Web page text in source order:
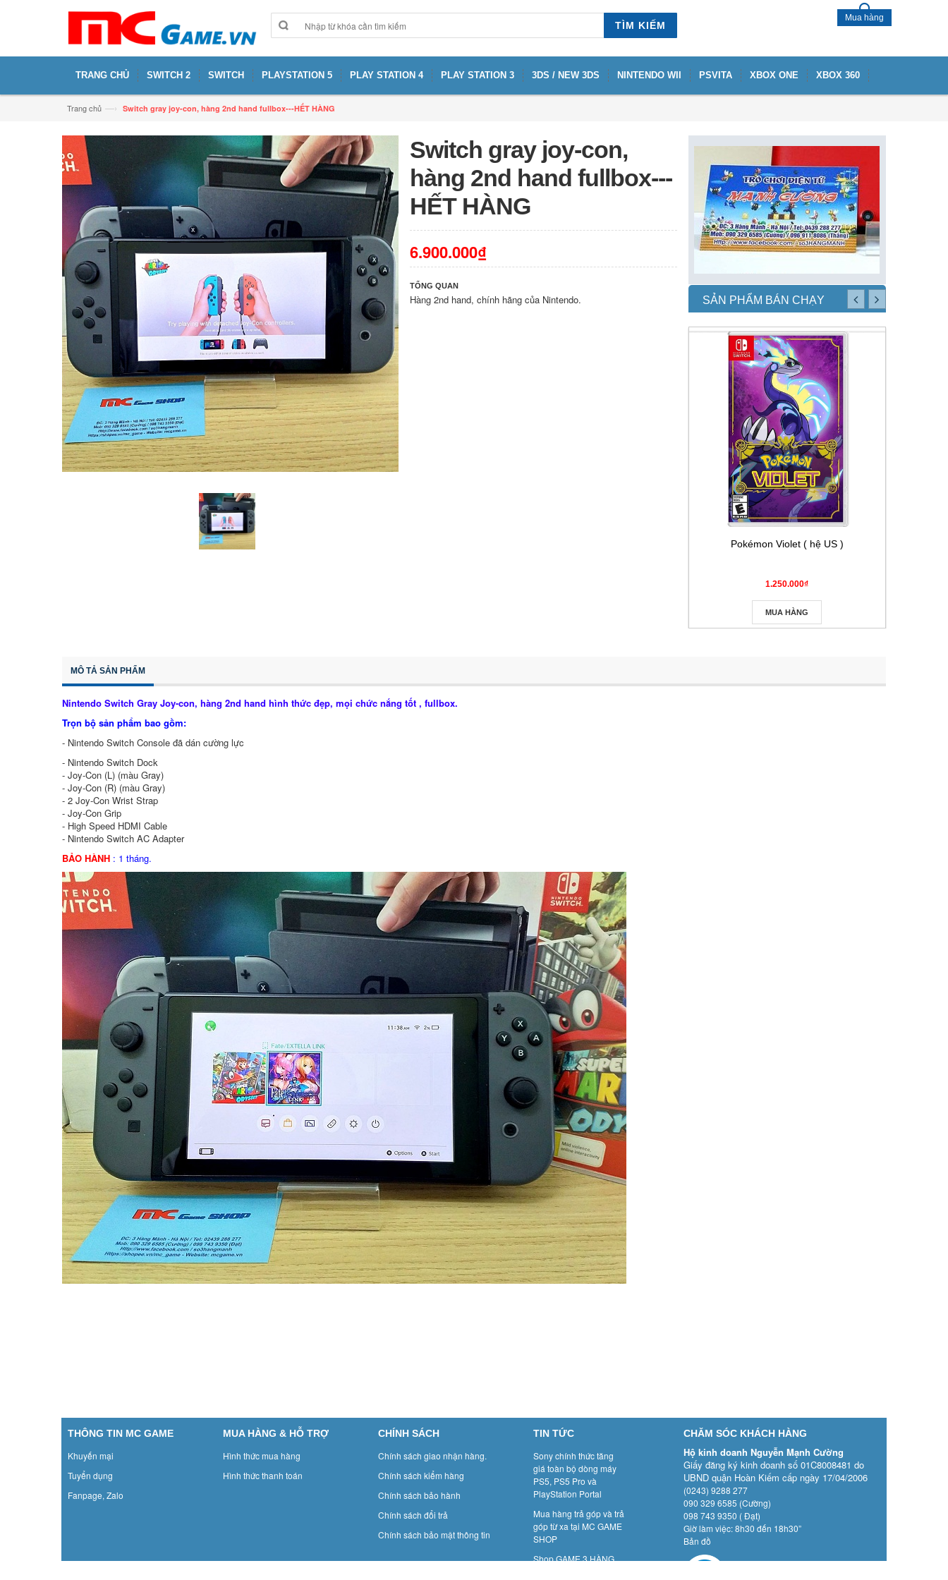
TÌM KIẾM
Mua hàng
TRANG CHỦ SWITCH 2 SWITCH PLAYSTATION 5 PLAY STATION 4 PLAY STATION 3 3DS / NEW 3DS NINTENDO WII PSVITA XBOX ONE XBOX 360
Trang chủ —› Switch gray joy-con, hàng 2nd hand fullbox---HẾT HÀNG
Switch gray joy-con,
hàng 2nd hand fullbox---
HẾT HÀNG
6.900.000₫
TỔNG QUAN
Hàng 2nd hand, chính hãng của Nintendo. SẢN PHẨM BÁN CHẠY
Pokémon Violet ( hệ US )
1.250.000₫
MUA HÀNG
MÔ TẢ SẢN PHẨM
Nintendo Switch Gray Joy-con, hàng 2nd hand hình thức đẹp, mọi chức nắng tốt , fullbox.
Trọn bộ sản phẩm bao gồm:
- Nintendo Switch Console đã dán cường lực
- Nintendo Switch Dock
- Joy‑Con (L) (màu Gray)
- Joy‑Con (R) (màu Gray)
- 2 Joy‑Con Wrist Strap
- Joy‑Con Grip
- High Speed HDMI Cable
- Nintendo Switch AC Adapter
BẢO HÀNH : 1 tháng.
THÔNG TIN MC GAME
Khuyến mại
Tuyển dụng
Fanpage, Zalo
MUA HÀNG & HỖ TRỢ
Hình thức mua hàng
Hình thức thanh toán
CHÍNH SÁCH
Chính sách giao nhận hàng.
Chính sách kiểm hàng
Chính sách bảo hành
Chính sách đổi trả
Chính sách bảo mật thông tin
TIN TỨC
Sony chính thức tăng
giá toàn bộ dòng máy
PS5, PS5 Pro và
PlayStation Portal
Mua hàng trả góp và trả
góp từ xa tại MC GAME
SHOP
Shop GAME 3 HÀNG
CHĂM SÓC KHÁCH HÀNG
Hộ kinh doanh Nguyễn Mạnh Cường
Giấy đăng ký kinh doanh số 01C8008481 do
UBND quận Hoàn Kiếm cấp ngày 17/04/2006
(0243) 9288 277
090 329 6585 (Cường)
098 743 9350 ( Đạt)
Giờ làm việc: 8h30 đến 18h30”
Bản đồ